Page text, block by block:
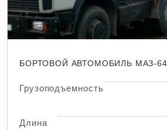
БОРТОВОЙ АВТОМОБИЛЬ МАЗ-
Грузоподъемность
Длина